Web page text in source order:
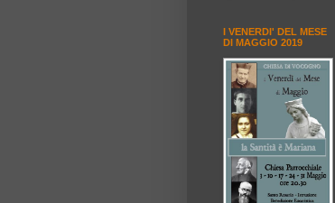
I VENERDI' DEL MESE
DI MAGGIO 2019